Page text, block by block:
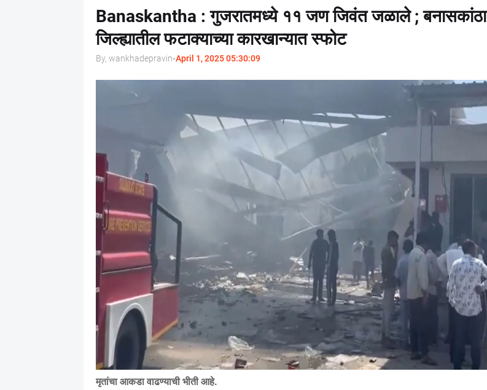
Banaskantha : गुजरातमध्ये ११ जण जिवंत जळाले ; बनासकांठा
जिल्ह्यातील फटाक्याच्या कारखान्यात स्फोट
By, wankhadepravin-April 1, 2025 05:30:09
मृतांचा आकडा वाढण्याची भीती आहे.